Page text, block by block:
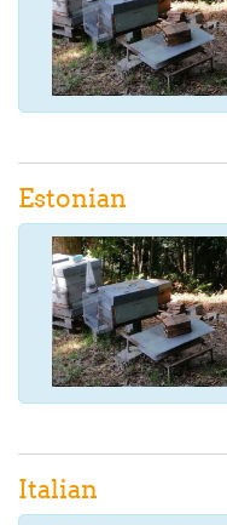
Estonian
Italian